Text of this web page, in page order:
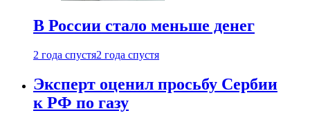
В России стало меньше денег
2 года спустя2 года спустя
Эксперт оценил просьбу Сербии
к РФ по газу